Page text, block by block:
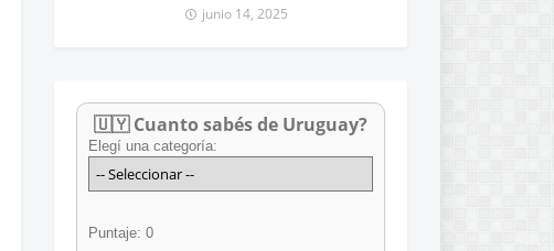
junio 14, 2025
🇺🇾 Cuanto sabés de Uruguay?
Elegí una categoría:
Puntaje: 0